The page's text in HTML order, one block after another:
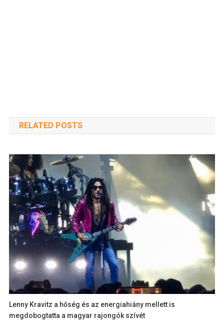
RELATED POSTS
Lenny Kravitz a hőség és az energiahiány mellett is
megdobogtatta a magyar rajongók szívét